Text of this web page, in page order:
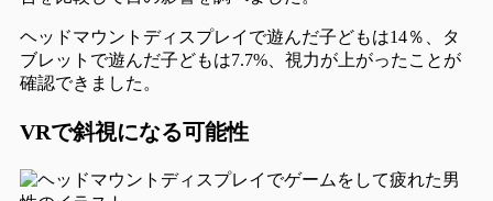
ヘッドマウントディスプレイで遊んだ子どもは14％、タ
ブレットで遊んだ子どもは7.7%、視力が上がったことが
確認できました。
VRで斜視になる可能性